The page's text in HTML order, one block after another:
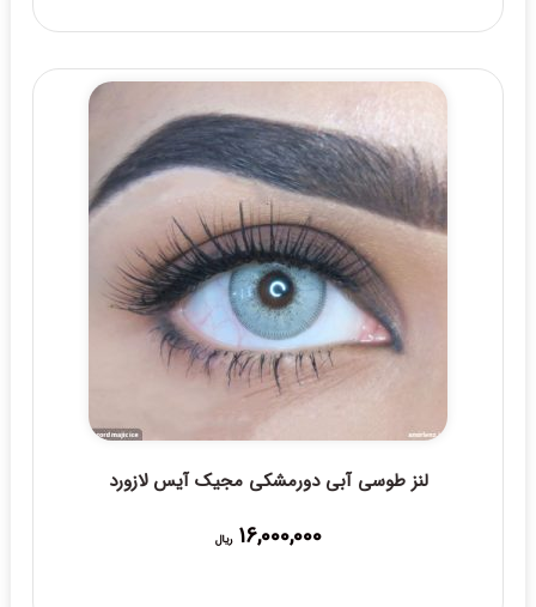
لنز طوسی آبی دورمشکی مجیک آیس لازورد
16,000,000 ریال